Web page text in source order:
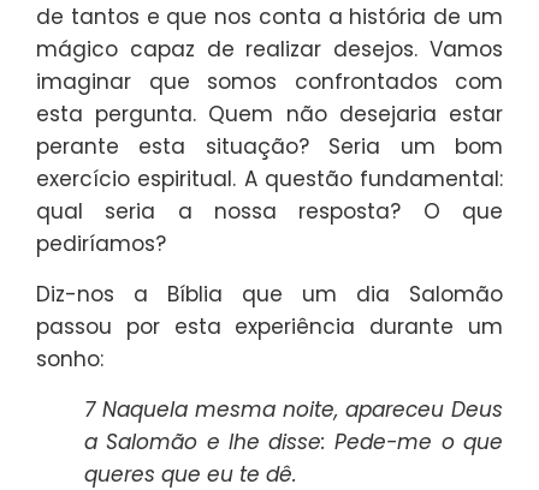
de tantos e que nos conta a história de um
mágico capaz de realizar desejos. Vamos
imaginar que somos confrontados com
esta pergunta. Quem não desejaria estar
perante esta situação? Seria um bom
exercício espiritual. A questão fundamental:
qual seria a nossa resposta? O que
pediríamos?
Diz-nos a Bíblia que um dia Salomão
passou por esta experiência durante um
sonho:
7 Naquela mesma noite, apareceu Deus
a Salomão e lhe disse: Pede-me o que
queres que eu te dê.